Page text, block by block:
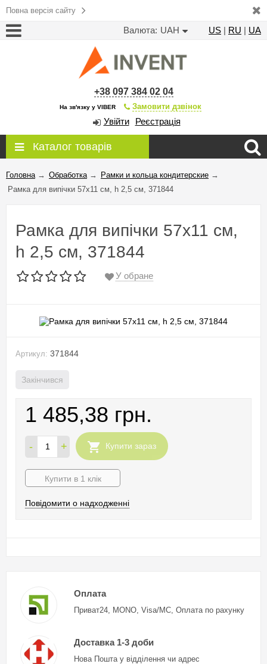
Повна версія сайту
Валюта: UAH US | RU | UA
+38 097 384 02 04
На зв'язку у VIBER Замовити дзвінок
Увійти Реєстрація
Каталог товарів
Головна → Обработка → Рамки и кольца кондитерские →
Рамка для випічки 57х11 см, h 2,5 см, 371844
Рамка для випічки 57х11 см,
h 2,5 см, 371844
У обране
Артикул: 371844
Закінчився
1 485,38 грн.
- + Купити зараз
Купити в 1 клік
Повідомити о надходженні
Оплата
Приват24, MONO, Visa/MC, Оплата по рахунку
Доставка 1-3 доби
Нова Пошта у відділення чи адрес